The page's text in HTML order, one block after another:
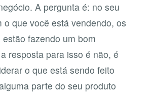
A pergunta é: no seu
o que você está vendendo, os
fazendo um bom
resposta para isso é não, é
o que está sendo feito
parte do seu produto